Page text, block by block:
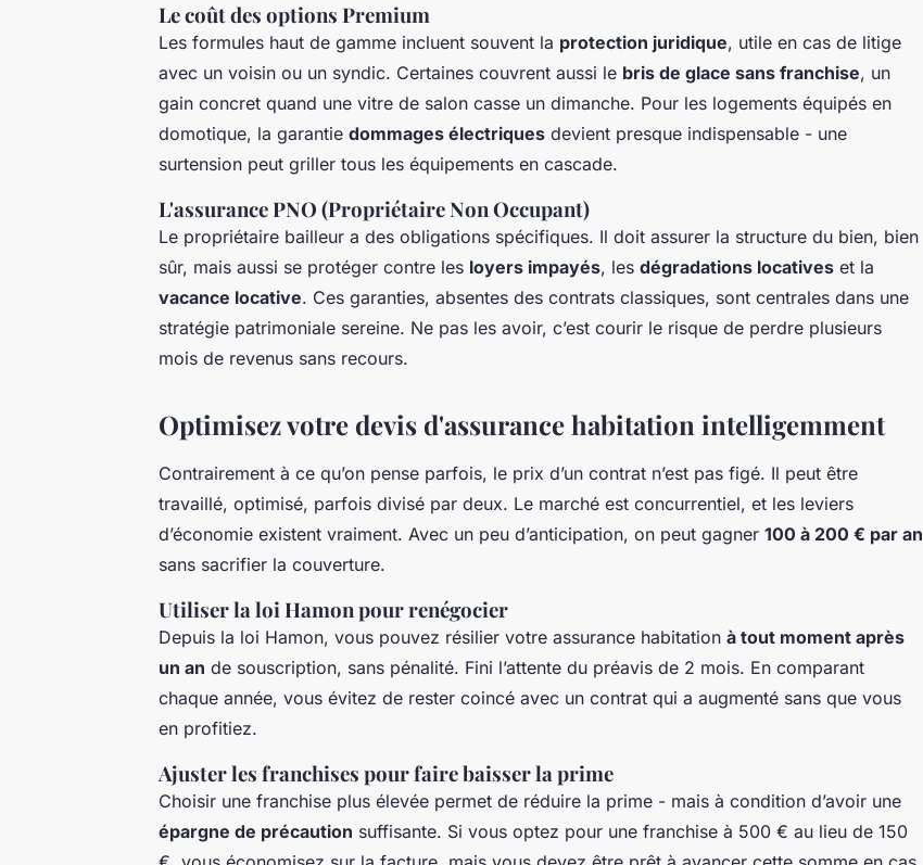
Le coût des options Premium
Les formules haut de gamme incluent souvent la protection juridique, utile en cas de litige
avec un voisin ou un syndic. Certaines couvrent aussi le bris de glace sans franchise, un
gain concret quand une vitre de salon casse un dimanche. Pour les logements équipés en
domotique, la garantie dommages électriques devient presque indispensable - une
surtension peut griller tous les équipements en cascade.
L'assurance PNO (Propriétaire Non Occupant)
Le propriétaire bailleur a des obligations spécifiques. Il doit assurer la structure du bien, bien
sûr, mais aussi se protéger contre les loyers impayés, les dégradations locatives et la
vacance locative. Ces garanties, absentes des contrats classiques, sont centrales dans une
stratégie patrimoniale sereine. Ne pas les avoir, c’est courir le risque de perdre plusieurs
mois de revenus sans recours.
Optimisez votre devis d'assurance habitation intelligemment
Contrairement à ce qu’on pense parfois, le prix d’un contrat n’est pas figé. Il peut être
travaillé, optimisé, parfois divisé par deux. Le marché est concurrentiel, et les leviers
d’économie existent vraiment. Avec un peu d’anticipation, on peut gagner 100 à 200 € par an
sans sacrifier la couverture.
Utiliser la loi Hamon pour renégocier
Depuis la loi Hamon, vous pouvez résilier votre assurance habitation à tout moment après
un an de souscription, sans pénalité. Fini l’attente du préavis de 2 mois. En comparant
chaque année, vous évitez de rester coincé avec un contrat qui a augmenté sans que vous
en profitiez.
Ajuster les franchises pour faire baisser la prime
Choisir une franchise plus élevée permet de réduire la prime - mais à condition d’avoir une
épargne de précaution suffisante. Si vous optez pour une franchise à 500 € au lieu de 150